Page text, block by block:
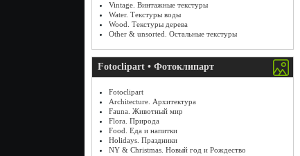
Vintage. Винтажные текстуры
Water. Текстуры воды
Wood. Текстуры дерева
Other & unsorted. Остальные текстуры
Fotoclipart • Фотоклипарт
Fotoclipart
Architecture. Архитектура
Fauna. Животный мир
Flora. Природа
Food. Еда и напитки
Holidays. Праздники
NY & Christmas. Новый год и Рождество